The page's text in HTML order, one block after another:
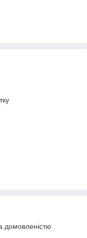
домовленістю